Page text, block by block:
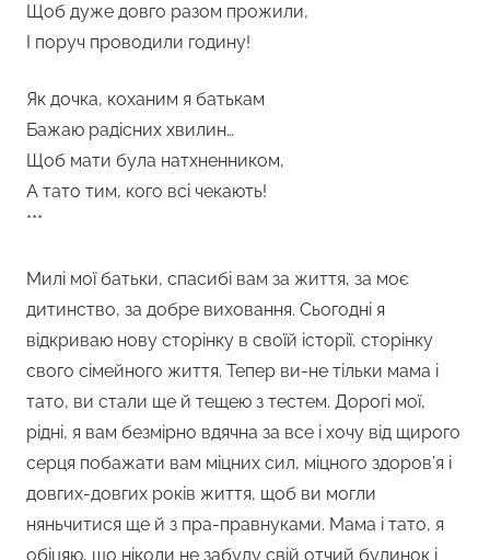
Щоб дуже довго разом прожили,
І поруч проводили годину!
Як дочка, коханим я батькам
Бажаю радісних хвилин…
Щоб мати була натхненником,
А тато тим, кого всі чекають!
***
Милі мої батьки, спасибі вам за життя, за моє
дитинство, за добре виховання. Сьогодні я
відкриваю нову сторінку в своїй історії, сторінку
свого сімейного життя. Тепер ви-не тільки мама і
тато, ви стали ще й тещею з тестем. Дорогі мої,
рідні, я вам безмірно вдячна за все і хочу від щирого
серця побажати вам міцних сил, міцного здоров’я і
довгих-довгих років життя, щоб ви могли
няньчитися ще й з пра-правнуками. Мама і тато, я
обіцяю, що ніколи не забуду свій отчий будинок і